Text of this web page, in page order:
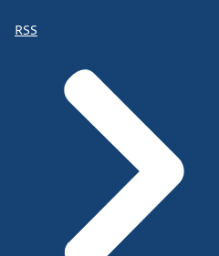
RSS